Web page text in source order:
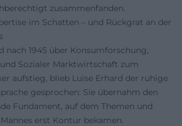
zusammenfanden.
im Schatten – und Rückgrat an der
nach 1945 über Konsumforschung,
Sozialer Marktwirtschaft zum
aufstieg, blieb Luise Erhard der ruhige
gesprochen: Sie übernahm den
Fundament, auf dem Themen und
erst Kontur bekamen.